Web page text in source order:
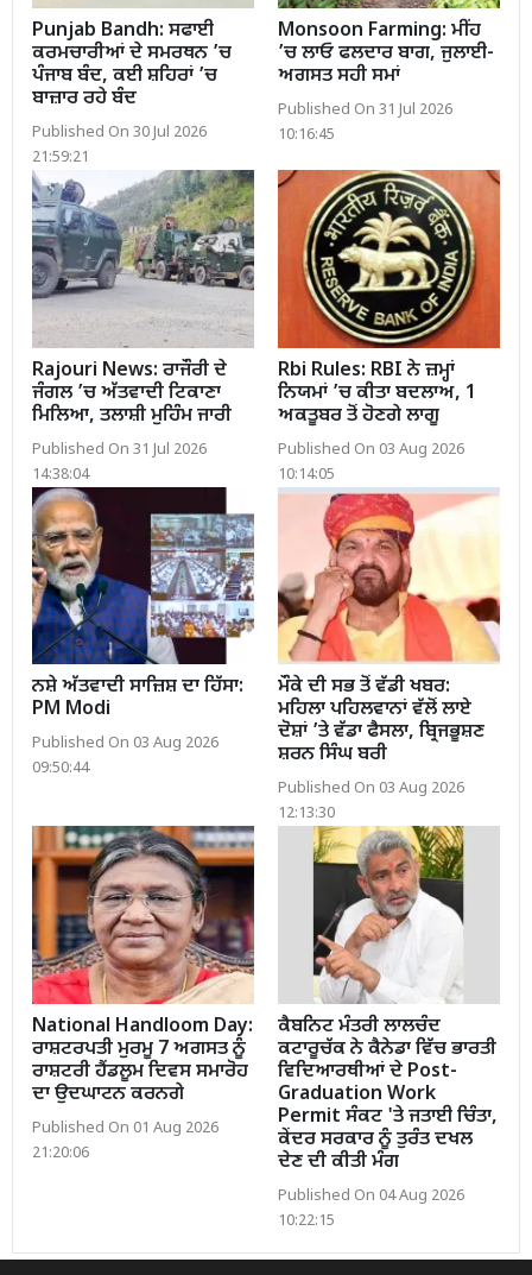
Punjab Bandh: ਸਫਾਈ
ਕਰਮਚਾਰੀਆਂ ਦੇ ਸਮਰਥਨ ’ਚ
ਪੰਜਾਬ ਬੰਦ, ਕਈ ਸ਼ਹਿਰਾਂ ’ਚ
ਬਾਜ਼ਾਰ ਰਹੇ ਬੰਦ
Published On 30 Jul 2026
21:59:21
Monsoon Farming: ਮੀਂਹ
’ਚ ਲਾਓ ਫਲਦਾਰ ਬਾਗ, ਜੁਲਾਈ-
ਅਗਸਤ ਸਹੀ ਸਮਾਂ
Published On 31 Jul 2026
10:16:45
Rajouri News: ਰਾਜੌਰੀ ਦੇ
ਜੰਗਲ ’ਚ ਅੱਤਵਾਦੀ ਟਿਕਾਣਾ
ਮਿਲਿਆ, ਤਲਾਸ਼ੀ ਮੁਹਿੰਮ ਜਾਰੀ
Published On 31 Jul 2026
14:38:04
Rbi Rules: RBI ਨੇ ਜ਼ਮ੍ਹਾਂ
ਨਿਯਮਾਂ ’ਚ ਕੀਤਾ ਬਦਲਾਅ, 1
ਅਕਤੂਬਰ ਤੋਂ ਹੋਣਗੇ ਲਾਗੂ
Published On 03 Aug 2026
10:14:05
ਨਸ਼ੇ ਅੱਤਵਾਦੀ ਸਾਜ਼ਿਸ਼ ਦਾ ਹਿੱਸਾ:
PM Modi
Published On 03 Aug 2026
09:50:44
ਮੌਕੇ ਦੀ ਸਭ ਤੋਂ ਵੱਡੀ ਖਬਰ:
ਮਹਿਲਾ ਪਹਿਲਵਾਨਾਂ ਵੱਲੋਂ ਲਾਏ
ਦੋਸ਼ਾਂ ’ਤੇ ਵੱਡਾ ਫੈਸਲਾ, ਬ੍ਰਿਜਭੂਸ਼ਣ
ਸ਼ਰਨ ਸਿੰਘ ਬਰੀ
Published On 03 Aug 2026
12:13:30
National Handloom Day:
ਰਾਸ਼ਟਰਪਤੀ ਮੁਰਮੂ 7 ਅਗਸਤ ਨੂੰ
ਰਾਸ਼ਟਰੀ ਹੈਂਡਲੂਮ ਦਿਵਸ ਸਮਾਰੋਹ
ਦਾ ਉਦਘਾਟਨ ਕਰਨਗੇ
Published On 01 Aug 2026
21:20:06
ਕੈਬਨਿਟ ਮੰਤਰੀ ਲਾਲਚੰਦ
ਕਟਾਰੂਚੱਕ ਨੇ ਕੈਨੇਡਾ ਵਿੱਚ ਭਾਰਤੀ
ਵਿਦਿਆਰਥੀਆਂ ਦੇ Post-
Graduation Work
Permit ਸੰਕਟ 'ਤੇ ਜਤਾਈ ਚਿੰਤਾ,
ਕੇਂਦਰ ਸਰਕਾਰ ਨੂੰ ਤੁਰੰਤ ਦਖਲ
ਦੇਣ ਦੀ ਕੀਤੀ ਮੰਗ
Published On 04 Aug 2026
10:22:15